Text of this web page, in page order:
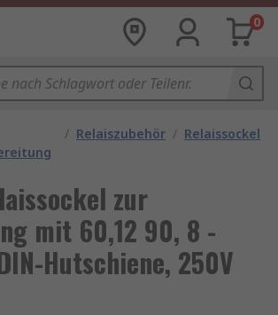
0
/ Relaiszubehör / Relaissockel
zur
mit 60,12 90, 8 -
Hutschiene, 250V